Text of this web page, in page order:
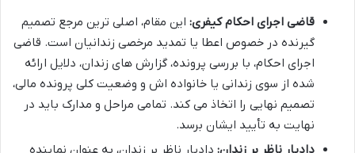
قاضی اجرای احکام کیفری: این مقام، اصلی ترین مرجع تصمیم
گیرنده در خصوص اعطا یا تمدید مرخصی زندانیان است. قاضی
اجرای احکام، با بررسی پرونده، گزارش های زندان، دلایل ارائه
شده از سوی زندانی یا خانواده اش و وضعیت کلی پرونده مالی،
تصمیم نهایی را اتخاذ می کند. تمامی مراحل و مدارک باید در
نهایت به تأیید ایشان برسد.
دادیار ناظر بر زندان: دادیار ناظر بر زندان، به عنوان نماینده